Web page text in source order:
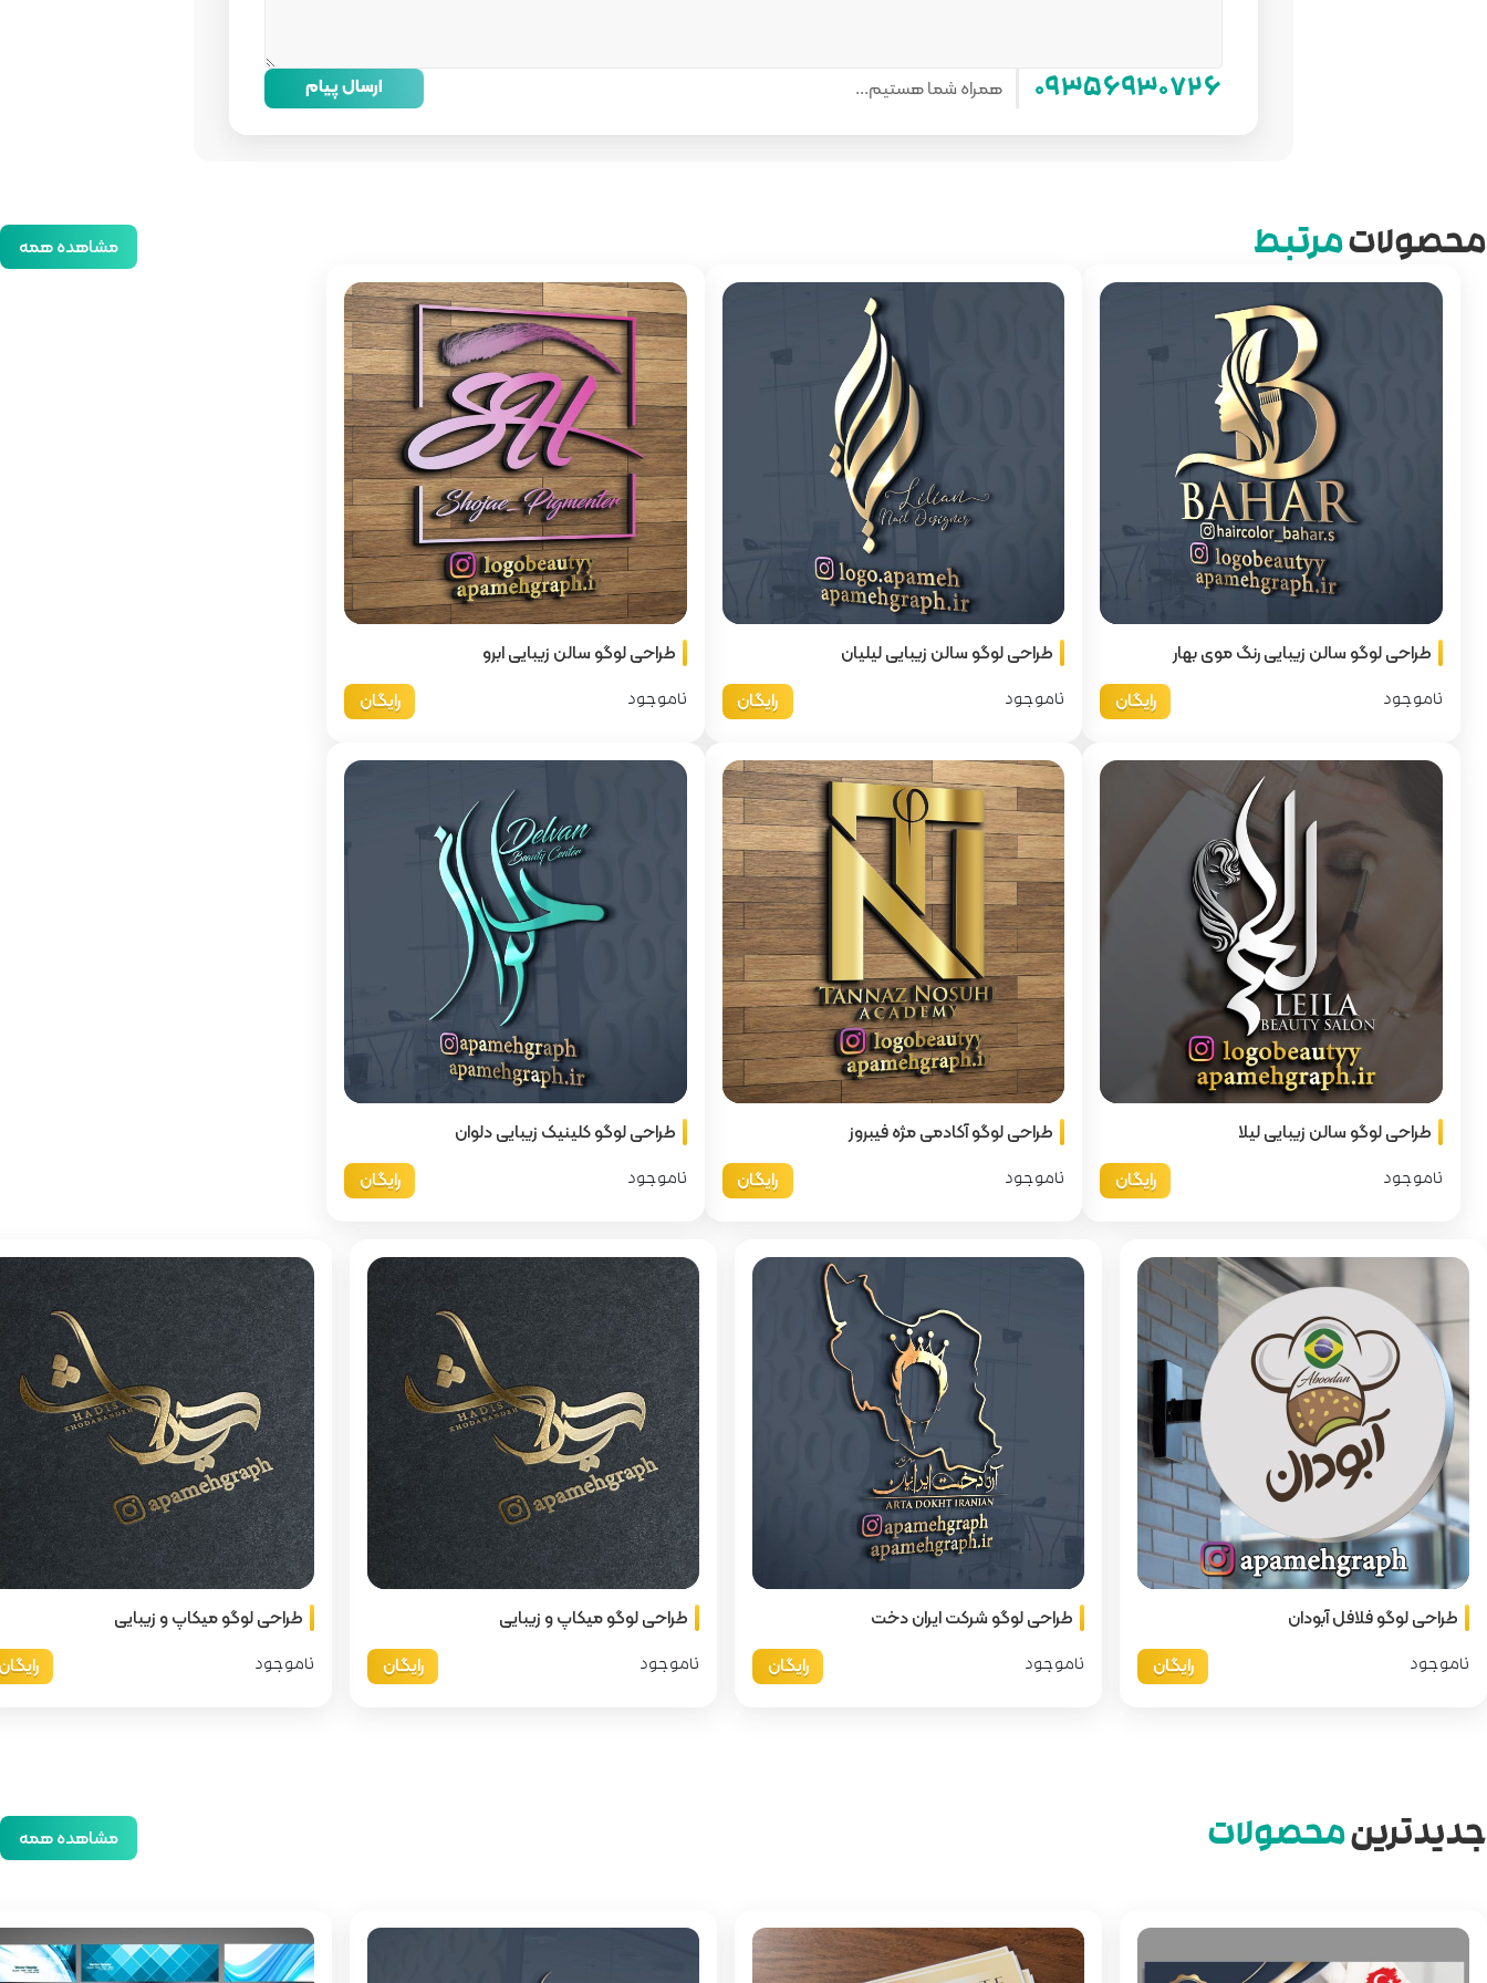
۰۹۳۵۶۹۳۰۷۲۶ همراه شما هستیم... ارسال پیام
محصولاتمرتبط مشاهده همه
طراحی لوگو سالن زیبایی رنگ موی بهار
ناموجود رایگان
طراحی لوگو سالن زیبایی لیلیان
ناموجود رایگان
طراحی لوگو سالن زیبایی ابرو
ناموجود رایگان
طراحی لوگو سالن زیبایی لیلا
ناموجود رایگان
طراحی لوگو آکادمی مژه فیبروز
ناموجود رایگان
طراحی لوگو کلینیک زیبایی دلوان
ناموجود رایگان
طراحی لوگو فلافل آبودان
ناموجود رایگان
طراحی لوگو شرکت ایران دخت
ناموجود رایگان
طراحی لوگو میکاپ و زیبایی
ناموجود رایگان
طراحی لوگو میکاپ و زیبایی
ناموجود
جدیدترینمحصولات مشاهده همه